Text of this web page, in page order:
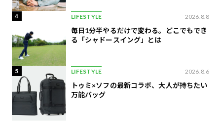
4 LIFESTYLE 2026.8.8
毎日1分半やるだけで変わる。どこでもでき
る「シャドースイング」とは
5 LIFESTYLE 2026.8.6
トゥミ×ソフの最新コラボ、大人が持ちたい
万能バッグ